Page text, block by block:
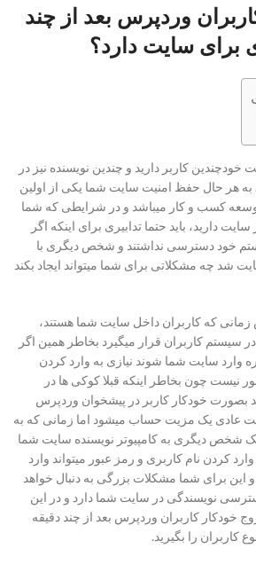
وردپرس بعد از چند
برای سایت دارد؟
کاربر دارید و چندین نویسنده نیز در
به هر حال حفظ امنیت سایت شما یکی از اولین
کسب و کار میباشد و در شرایطی که شما
دارید، باید حتما تدابیری برای اینکه اگر
خود دسترسی نداشتند و شخص دیگری با
شد چه مشکلاتی برای شما میتواند ایجاد بکند
که کاربران داخل سایت شما هستند،
سیستم کاربران قرار میگیرد بخاطر همین اگر
وارد سایت شما شوند نیازی به وارد کردن
نیست چون بخاطر اینکه قبلا کوکی ها در
بصورت خودکار کاربر در پیشخوان وردپرس
عادی یک مزیت حساب میشود اما زمانی که به
شخص دیگری به کامپیوتر نویسنده سایت شما
کردن نام کاربری و رمز عبور میتواند وارد
برای شما مشکلات بزرگی به دنبال خواهد
نویسندگی در سایت شما دارد و در این
خودکار کاربران وردپرس بعد از چند دقیقه
کاربران را بگیرید.